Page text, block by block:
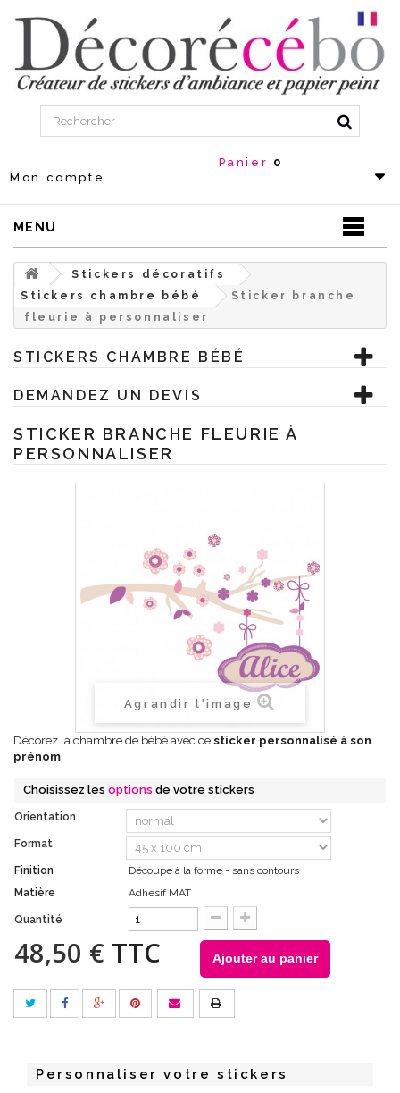
Mon compte
Panier 0
MENU
Stickers décoratifs
Stickers chambre bébé
Sticker branche
fleurie à personnaliser
STICKERS CHAMBRE BÉBÉ
DEMANDEZ UN DEVIS
STICKER BRANCHE FLEURIE À
PERSONNALISER
Agrandir l'image
Décorez la chambre de bébé avec ce sticker personnalisé à son
prénom
Choisissez les options de votre stickers
Orientation
Format
Finition
Découpe à la forme - sans contours
Matière
Adhesif MAT
Quantité
48,50 € TTC Ajouter au panier
Personnaliser votre stickers